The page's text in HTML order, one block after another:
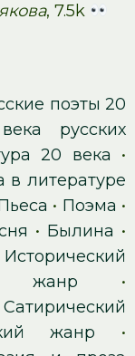
, 7.5k
поэты 20
русских
20 века •
в литературе
• Поэма •
• Былина •
Исторический
жанр •
Сатирический
жанр •